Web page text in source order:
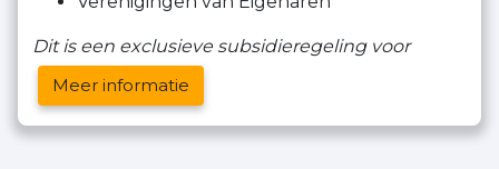
Dit is een exclusieve subsidieregeling voor
Meer informatie